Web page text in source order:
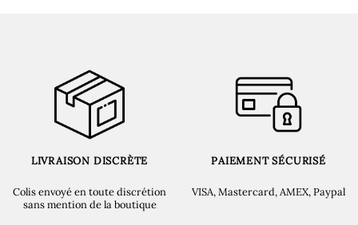
LIVRAISON DISCRÈTE
Colis envoyé en toute discrétion
sans mention de la boutique
PAIEMENT SÉCURISÉ
VISA, Mastercard, AMEX, Paypal